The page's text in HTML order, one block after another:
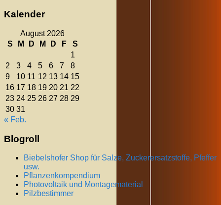
Kalender
August 2026
S
M D M D F
S
1
2
3 4 5 6 7
8
9
10 11 12 13 14 15
16 17 18 19 20 21 22
23 24 25 26 27 28 29
30 31
« Feb.
Blogroll
Biebelshofer Shop für Salze, Zuckerersatzstoffe, Pfeffer
usw.
Pflanzenkompendium
Photovoltaik und Montagematerial
Pilzbestimmer